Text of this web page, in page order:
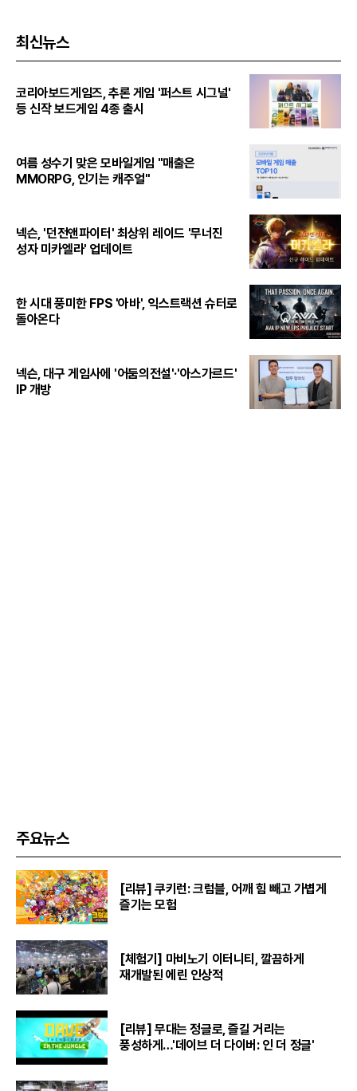
최신뉴스
코리아보드게임즈, 추론 게임 '퍼스트 시그널'
등 신작 보드게임 4종 출시
여름 성수기 맞은 모바일게임 "매출은
MMORPG, 인기는 캐주얼"
넥슨, '던전앤파이터' 최상위 레이드 '무너진
성자 미카엘라' 업데이트
한 시대 풍미한 FPS '아바', 익스트랙션 슈터로
돌아온다
넥슨, 대구 게임사에 '어둠의전설'·'아스가르드'
IP 개방
주요뉴스
[리뷰] 쿠키런: 크럼블, 어깨 힘 빼고 가볍게
즐기는 모험
[체험기] 마비노기 이터니티, 깔끔하게
재개발된 에린 인상적
[리뷰] 무대는 정글로, 즐길 거리는
풍성하게…'데이브 더 다이버: 인 더 정글'